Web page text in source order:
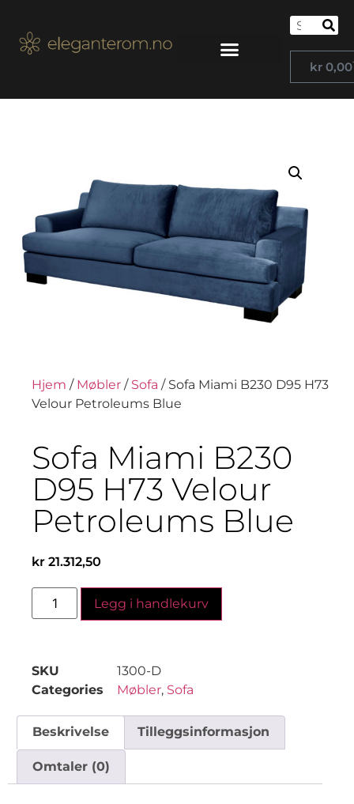
kr0,00
Hjem / Møbler / Sofa / Sofa Miami B230 D95 H73
Velour Petroleums Blue
Sofa Miami B230
D95 H73 Velour
Petroleums Blue
kr 21.312,50
Legg i handlekurv
SKU
1300-D
Categories
Møbler, Sofa
Beskrivelse Tilleggsinformasjon
Omtaler (0)